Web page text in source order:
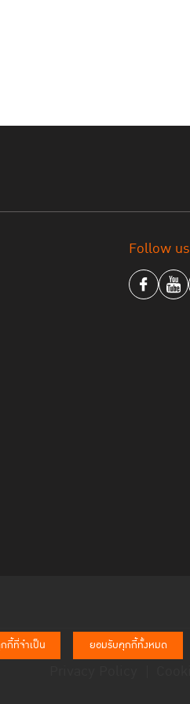
กี้ที่จำเป็น ยอมรับคุกกี้ทั้งหมด
Follow us